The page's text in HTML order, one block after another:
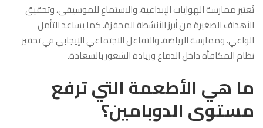
تُعتبر ممارسة الهوايات الإبداعية، والاستماع للموسيقى، وتحقيق
الأهداف الصغيرة من أبرز الأنشطة المحفزة. كما يساعد التأمل
الواعي، وممارسة الرياضة، والتفاعل الاجتماعي الإيجابي في تحفيز
نظام المكافأة داخل الدماغ وزيادة الشعور بالسعادة.
ما هي الأطعمة التي ترفع
مستوى الدوبامين؟